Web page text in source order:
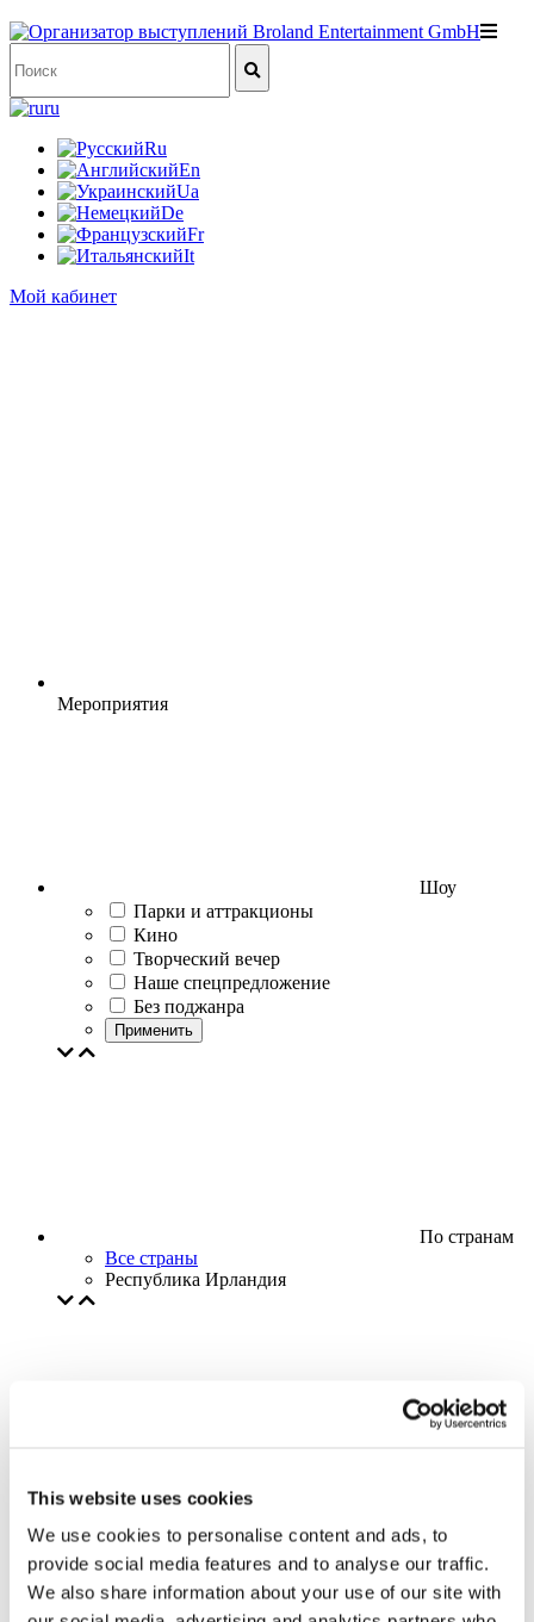
This website uses cookies
We use cookies to personalise content and ads, to
provide social media features and to analyse our traffic.
We also share information about your use of our site with
ru
Ru
En
Ua
De
Fr
It
Мой кабинет
Мероприятия
Шоу
Парки и аттракционы
Кино
Творческий вечер
Наше спецпредложение
Без поджанра
Применить
По странам
Все страны
Республика Ирландия